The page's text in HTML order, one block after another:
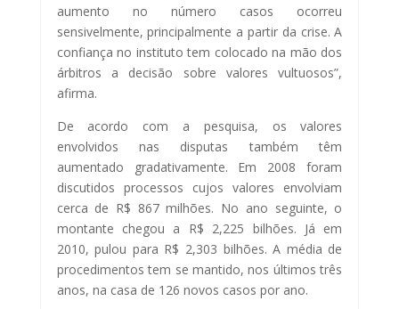
aumento no número casos ocorreu
sensivelmente, principalmente a partir da crise. A
confiança no instituto tem colocado na mão dos
árbitros a decisão sobre valores vultuosos”,
afirma.
De acordo com a pesquisa, os valores
envolvidos nas disputas também têm
aumentado gradativamente. Em 2008 foram
discutidos processos cujos valores envolviam
cerca de R$ 867 milhões. No ano seguinte, o
montante chegou a R$ 2,225 bilhões. Já em
2010, pulou para R$ 2,303 bilhões. A média de
procedimentos tem se mantido, nos últimos três
anos, na casa de 126 novos casos por ano.